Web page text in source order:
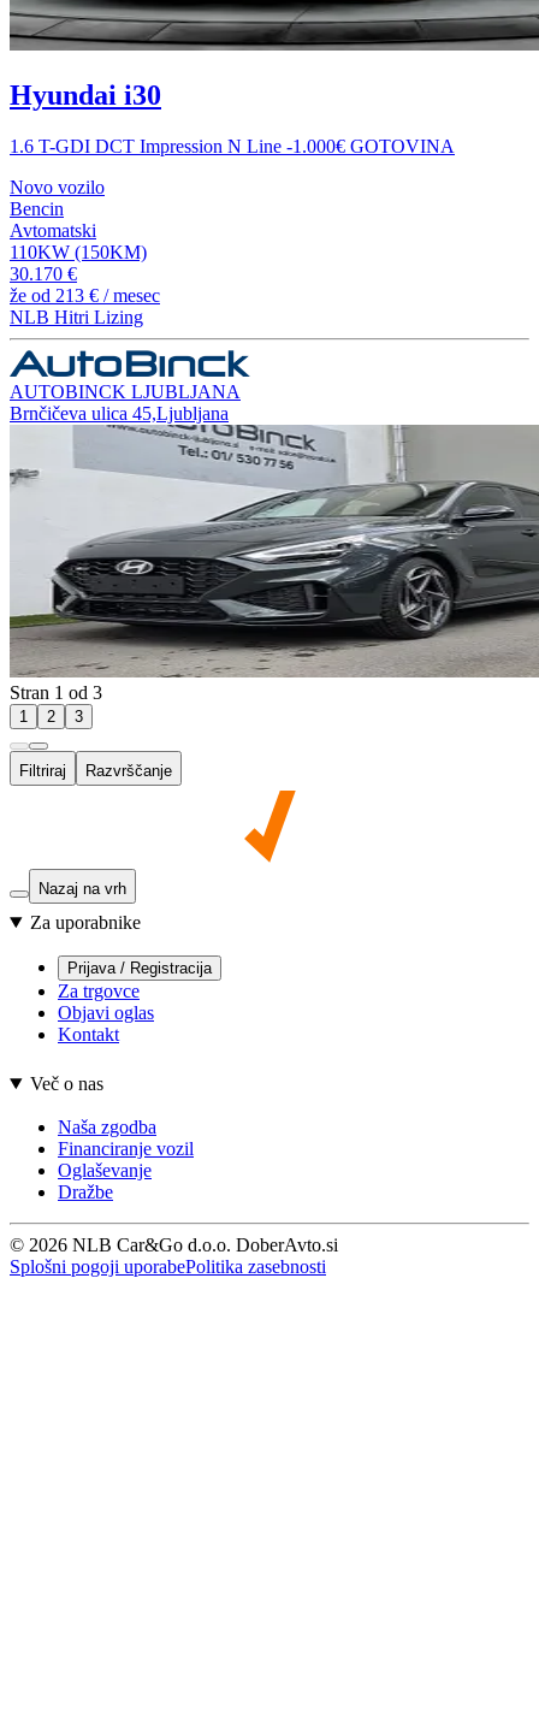
Hyundai i30
1.6 T-GDI DCT Impression N Line -1.000€ GOTOVINA
Novo vozilo
Bencin
Avtomatski
110KW (150KM)
30.170 €
že od 213 € / mesec
NLB Hitri Lizing
AUTOBINCK LJUBLJANA
Brnčičeva ulica 45,Ljubljana
Stran 1 od 3
1 2 3
Filtriraj Razvrščanje
Nazaj na vrh
Za uporabnike
Prijava / Registracija
Za trgovce
Objavi oglas
Kontakt
Več o nas
Naša zgodba
Financiranje vozil
Oglaševanje
Dražbe
© 2026 NLB Car&Go d.o.o. DoberAvto.si
Splošni pogoji uporabePolitika zasebnosti